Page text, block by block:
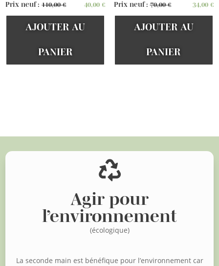
Prix neuf :110,00€ 40,00€
AJOUTER AU
PANIER
Prix neuf :70,00€ 34,00 €
AJOUTER AU
PANIER

Agir pour
l’environnement
(écologique)
La seconde main est bénéfique pour l’environnement car